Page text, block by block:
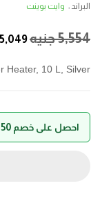
البراند : وايت بوينت
5,554جنيه5,049
Heater, 10 L, Silver
احصل على خصم 50% عند الدفع بواسطة حالا